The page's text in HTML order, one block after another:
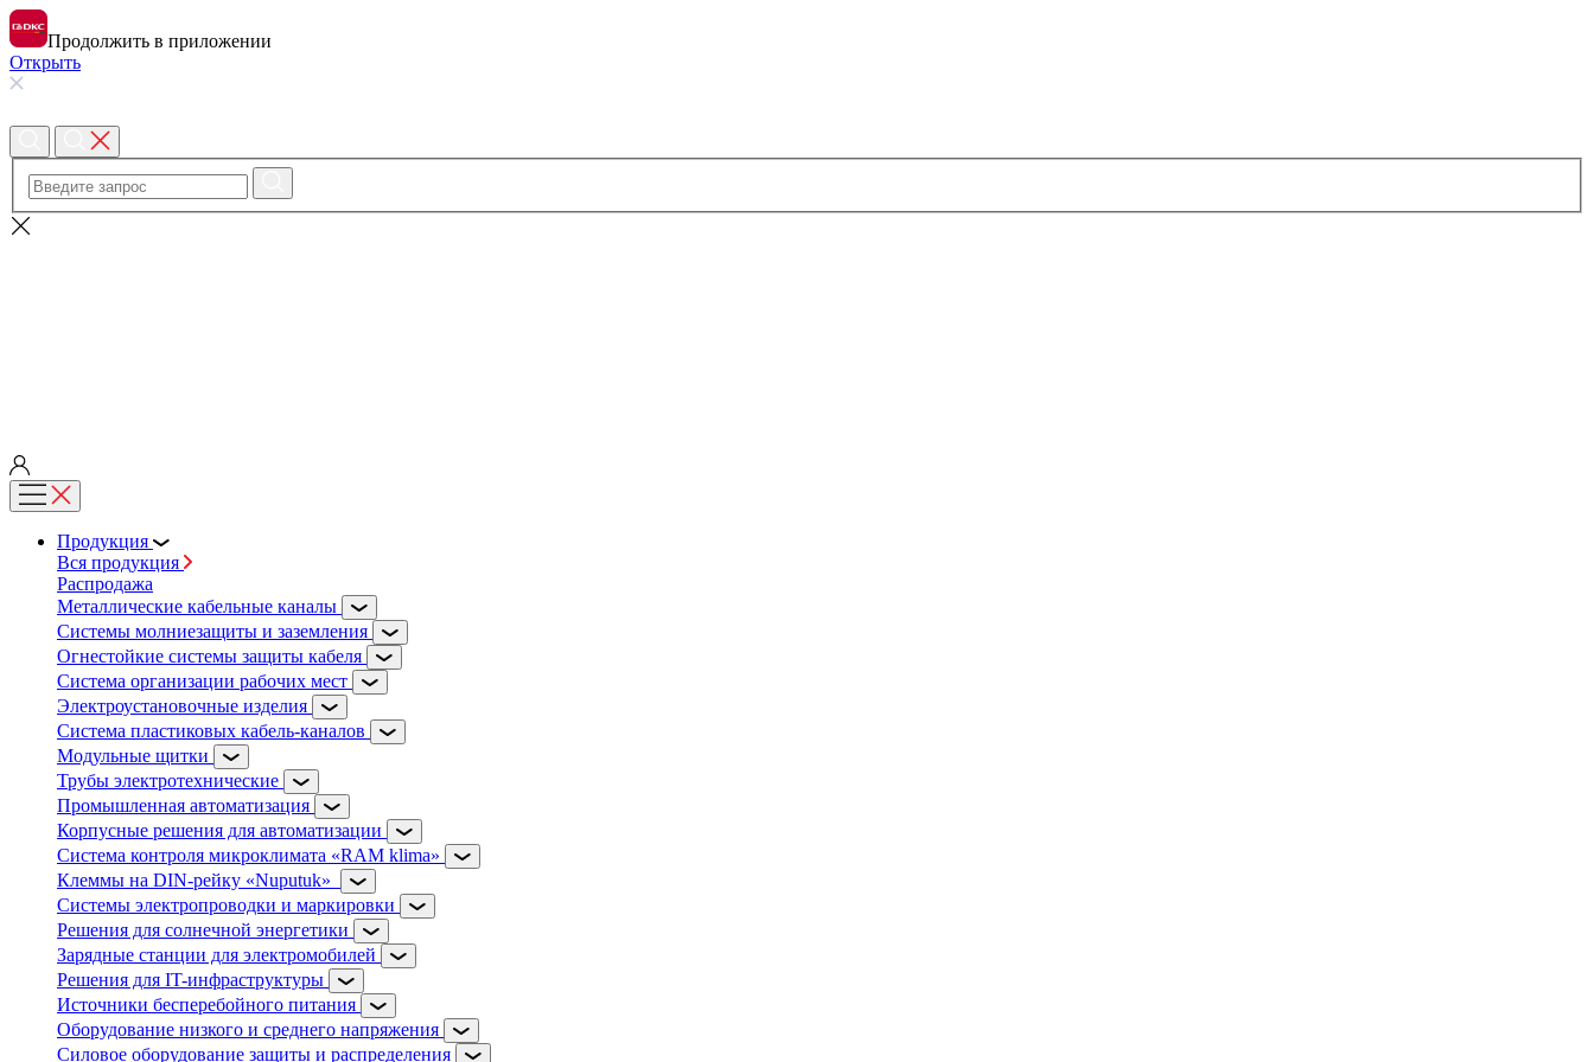
Продолжить в приложении
Открыть
Продукция
Вся продукция
Распродажа
Металлические кабельные каналы
Системы молниезащиты и заземления
Огнестойкие системы защиты кабеля
Система организации рабочих мест
Электроустановочные изделия
Система пластиковых кабель-каналов
Модульные щитки
Трубы электротехнические
Промышленная автоматизация
Корпусные решения для автоматизации
Система контроля микроклимата «RAM klima»
Клеммы на DIN-рейку «Nuputuk»
Системы электропроводки и маркировки
Решения для солнечной энергетики
Зарядные станции для электромобилей
Решения для IT-инфраструктуры
Источники бесперебойного питания
Оборудование низкого и среднего напряжения
Силовое оборудование защиты и распределения